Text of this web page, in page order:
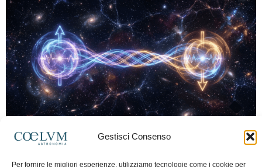
Gestisci Consenso
Per fornire le migliori esperienze, utilizziamo tecnologie come i cookie per
Marco Lorrai - 15 Giugno 2026 0
moderna: due particelle possono mostrare correlazioni che sembrano ignorare